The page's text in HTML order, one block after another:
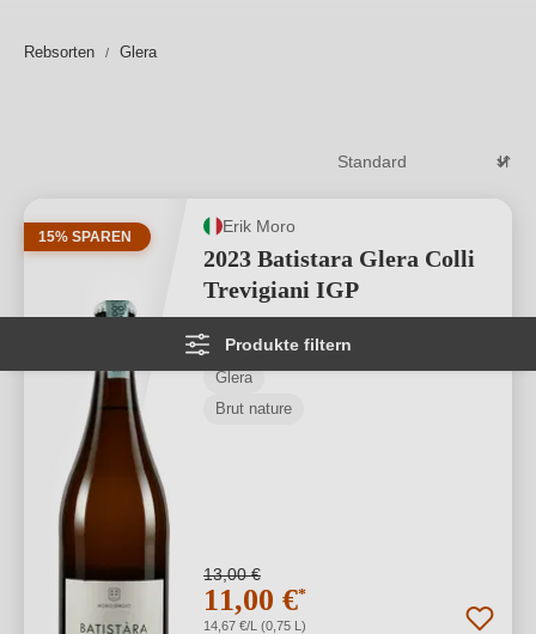
Rebsorten Glera
Produkte filtern
15% SPAREN
Erik Moro
2023 Batistara Glera Colli
Trevigiani IGP
Colli Trevigiani IGP
Glera
Brut nature
13,00 €
11,00 €*
14,67 €/L (0,75 L)